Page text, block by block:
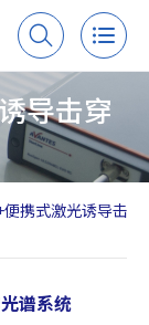
导击穿
便携式激光诱导击
谱系统